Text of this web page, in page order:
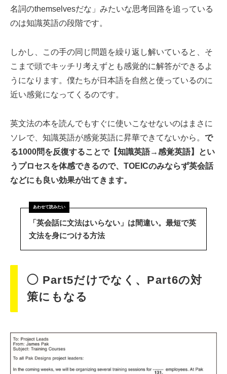
名詞のthemselvesだな」みたいな思考回路を追っている
のは知識英語の段階です。
しかし、この手の同じ問題を繰り返し解いていると、そ
こまで頭でキッチリ考えずとも感覚的に解答ができるよ
うになります。僕たちが日本語を自然と使っているのに
近い感覚になってくるのです。
英文法の本を読んでもすぐに使いこなせないのはまさに
ソレで、知識英語が感覚英語に昇華できてないから。 で
る1000問を反復することで【知識英語→感覚英語】とい
うプロセスを体感できるので、TOEICのみならず英会話
などにも良い効果が出てきます。
「英会話に文法はいらない」は間違い。最短で英
文法を身につける方法
◯ Part5だけでなく、Part6の対
策にもなる